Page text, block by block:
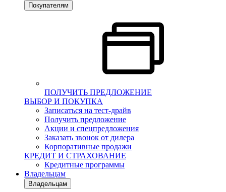
Покупателям
ПОЛУЧИТЬ ПРЕДЛОЖЕНИЕ
ВЫБОР И ПОКУПКА
Записаться на тест-драйв
Получить предложение
Акции и спецпредложения
Заказать звонок от дилера
Корпоративные продажи
КРЕДИТ И СТРАХОВАНИЕ
Кредитные программы
Владельцам
Владельцам